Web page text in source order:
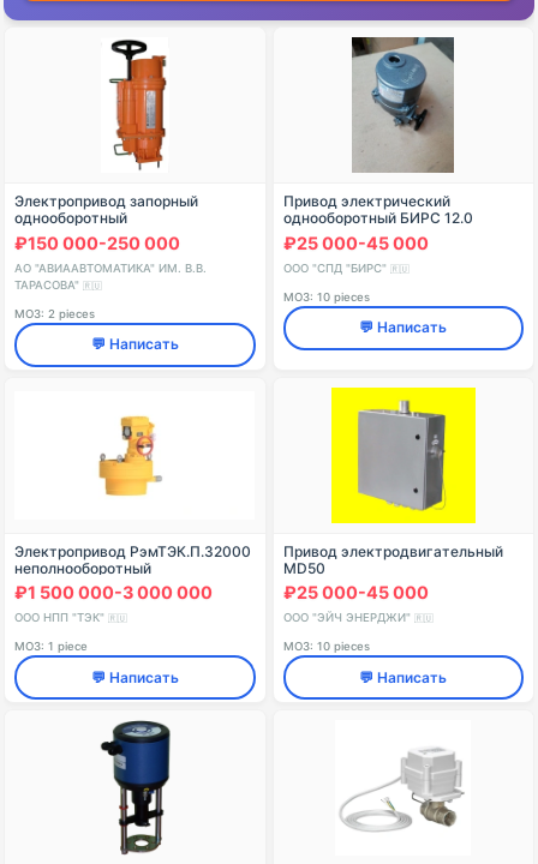
Электропривод запорный
однооборотный
взрывозащищенный МБОВ-(40-
125) со встроенным блоком
управления
₽150 000-250 000
АО "АВИААВТОМАТИКА" ИМ. В.В.
ТАРАСОВА"
🇷🇺
МОЗ: 2 pieces
💬 Написать
Привод электрический
однооборотный БИРС 12.0
₽25 000-45 000
ООО "СПД "БИРС" 🇷🇺
МОЗ: 10 pieces
💬 Написать
Электропривод РэмТЭК.П.32000
неполнооборотный
₽1 500 000-3 000 000
ООО НПП "ТЭК" 🇷🇺
МОЗ: 1 piece
💬 Написать
Привод электродвигательный
MD50
₽25 000-45 000
ООО "ЭЙЧ ЭНЕРДЖИ" 🇷🇺
МОЗ: 10 pieces
💬 Написать